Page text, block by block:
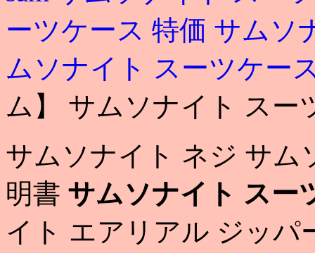
ーツケース 特価 サムソ
ムソナイト スーツケー
ム】 サムソナイト スー
サムソナイト ネジ サム
明書 サムソナイト スー
イト エアリアル ジッパ